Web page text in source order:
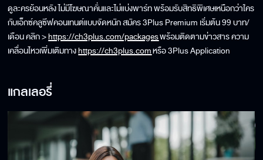
ดูละครย้อนหลัง ไม่มีโฆษณาคั่นและไม่แบ่งพาร์ท พร้อมรับสิทธิพิเศษเหนือกว่าใคร
กับเอ็กซ์คลูซีฟคอนเทนต์แบบจัดหนัก สมัคร 3Plus Premium เริ่มต้น 99 บาท/
เดือน คลิก >https://ch3plus.com/packagesพร้อมติดตามข่าวสาร ความ
เคลื่อนไหวเพิ่มเติมทางhttps://ch3plus.comหรือ 3Plus Application
แกลเลอรี่